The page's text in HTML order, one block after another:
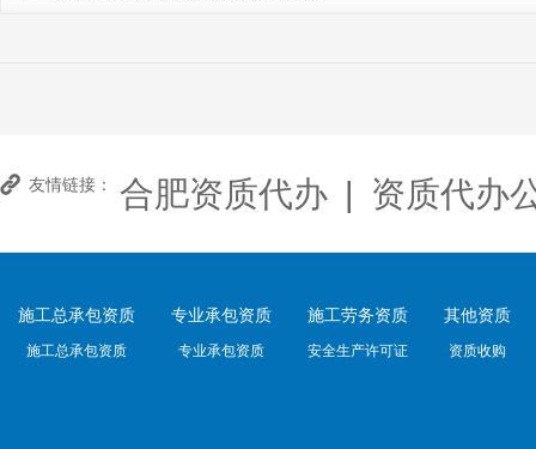
友情链接： 合肥资质代办 | 资质代办
施工总承包资质
施工总承包资质
专业承包资质
专业承包资质
施工劳务资质
安全生产许可证
其他资质
资质收购